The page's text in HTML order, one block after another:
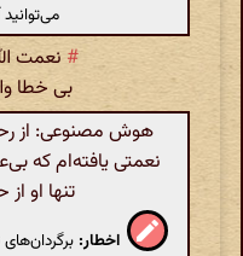
می‌توانید
# نعمت
بی خطا
هوش مصنوعی: از
نعمتی یافته‌ام که
تنها او
اخطار: